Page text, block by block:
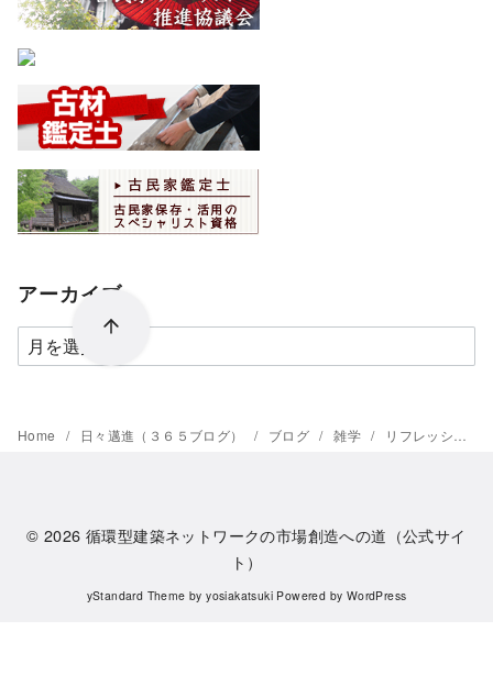
アーカイブ
ア
ー
イ
Home 日々邁進（３６５ブログ） ブログ 雑学 リフレッシュ出来て
© 2026循環型建築ネットワークの市場創造への道（公式サイ
ト）
yStandard Theme byyosiakatsuki Powered by WordPress